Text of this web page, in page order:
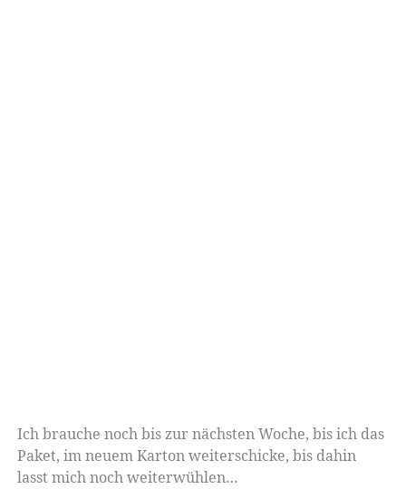
Ich brauche noch bis zur nächsten Woche, bis ich das
Paket, im neuem Karton weiterschicke, bis dahin
lasst mich noch weiterwühlen…